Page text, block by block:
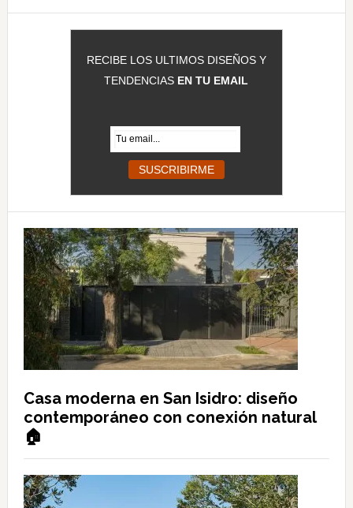
RECIBE LOS ULTIMOS DISEÑOS Y
TENDENCIAS EN TU EMAIL
Casa moderna en San Isidro: diseño
contemporáneo con conexión natural
🏠